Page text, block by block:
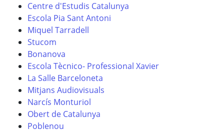
Centre d'Estudis Catalunya
Escola Pia Sant Antoni
Miquel Tarradell
Stucom
Bonanova
Escola Tècnico- Professional Xavier
La Salle Barceloneta
Mitjans Audiovisuals
Narcís Monturiol
Obert de Catalunya
Poblenou